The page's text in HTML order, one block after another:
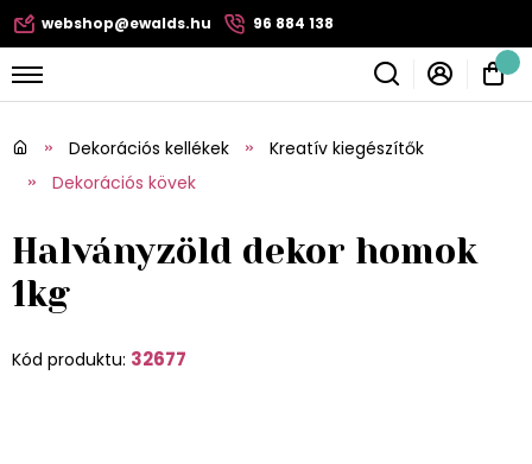
webshop@ewalds.hu 96 884 138
Dekorációs kellékek
Kreatív kiegészítők
Dekorációs kövek
Halványzöld dekor homok
1kg
Kód produktu: 32677